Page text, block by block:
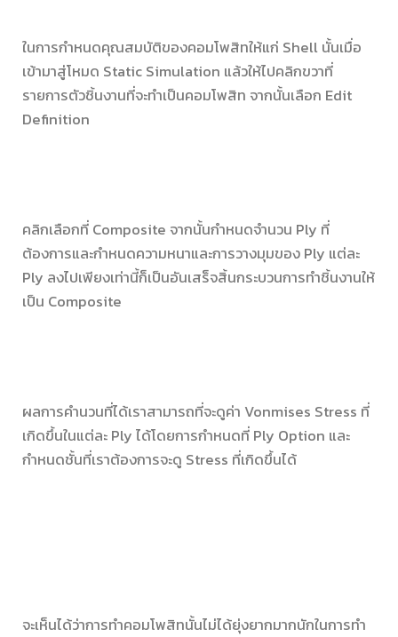
ในการกำหนดคุณสมบัติของคอมโพสิทให้แก่ Shell นั้นเมื่อ
เข้ามาสู่โหมด Static Simulation แล้วให้ไปคลิกขวาที่
รายการตัวชิ้นงานที่จะทำเป็นคอมโพสิท จากนั้นเลือก Edit
Definition
คลิกเลือกที่ Composite จากนั้นกำหนดจำนวน Ply ที่
ต้องการและกำหนดความหนาและการวางมุมของ Ply แต่ละ
Ply ลงไปเพียงเท่านี้ก็เป็นอันเสร็จสิ้นกระบวนการทำชิ้นงานให้
เป็น Composite
ผลการคำนวนที่ได้เราสามารถที่จะดูค่า Vonmises Stress ที่
เกิดขึ้นในแต่ละ Ply ได้โดยการกำหนดที่ Ply Option และ
กำหนดชั้นที่เราต้องการจะดู Stress ที่เกิดขึ้นได้
จะเห็นได้ว่าการทำคอมโพสิทนั้นไม่ได้ยุ่งยากมากนักในการทำ